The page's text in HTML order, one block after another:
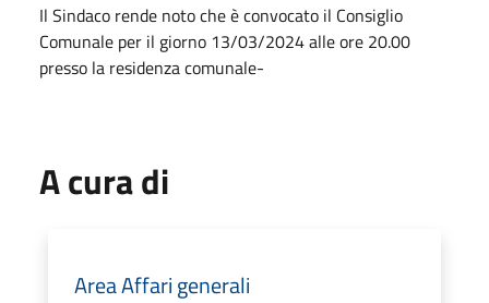
Il Sindaco rende noto che è convocato il Consiglio
Comunale per il giorno 13/03/2024 alle ore 20.00
presso la residenza comunale-
A cura di
Area Affari generali